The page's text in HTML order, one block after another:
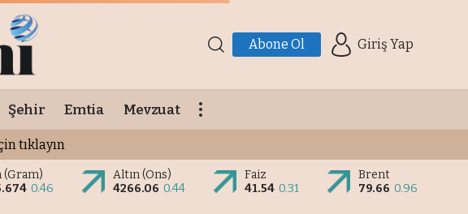
Abone Ol Giriş Yap
Şehir Emtia Mevzuat
tıklayın
(Gram)
0.46
Altın (Ons)
4266.06 0.44
Faiz
41.54 0.31
Brent
79.66 0.96